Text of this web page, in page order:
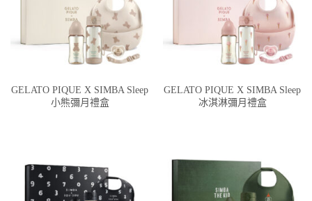
GELATO PIQUE X SIMBA Sleep
小熊彌月禮盒
GELATO PIQUE X SIMBA Sleep
冰淇淋彌月禮盒